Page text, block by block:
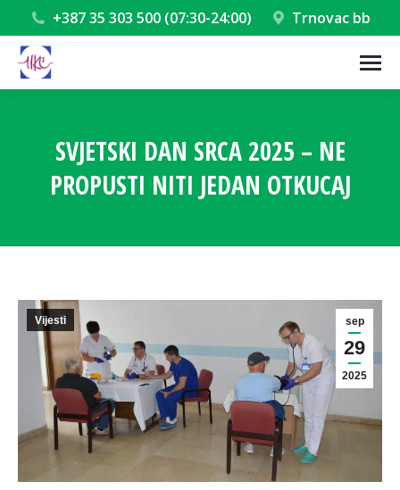
+387 35 303 500 (07:30-24:00) Trnovac bb
SVJETSKI DAN SRCA 2025 – NE
PROPUSTI NITI JEDAN OTKUCAJ
sep
29
2025
Vijesti